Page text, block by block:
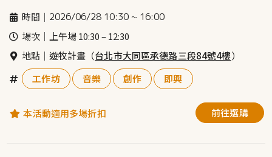
時間｜ 2026/06/28 10:30 ~ 16:00
場次｜
上午場 10:30 – 12:30
地點｜遊牧計畫（台北市大同區承德路三段84號4樓）
工作坊
音樂 創作 即興
本活動適用多場折扣 前往選購